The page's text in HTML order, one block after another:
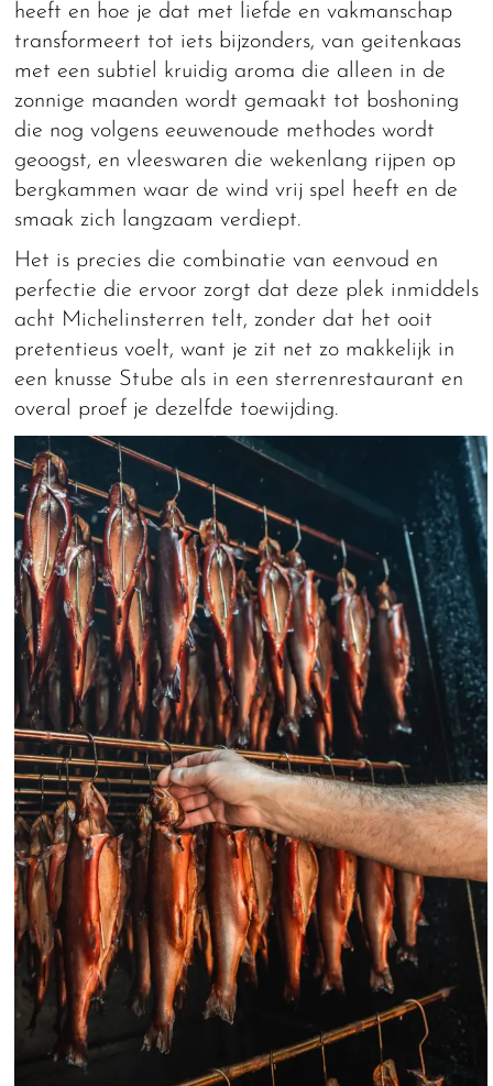
heeft en hoe je dat met liefde en vakmanschap
transformeert tot iets bijzonders, van geitenkaas
met een subtiel kruidig aroma die alleen in de
zonnige maanden wordt gemaakt tot boshoning
die nog volgens eeuwenoude methodes wordt
geoogst, en vleeswaren die wekenlang rijpen op
bergkammen waar de wind vrij spel heeft en de
smaak zich langzaam verdiept.
Het is precies die combinatie van eenvoud en
perfectie die ervoor zorgt dat deze plek inmiddels
acht Michelinsterren telt, zonder dat het ooit
pretentieus voelt, want je zit net zo makkelijk in
een knusse Stube als in een sterrenrestaurant en
overal proef je dezelfde toewijding.